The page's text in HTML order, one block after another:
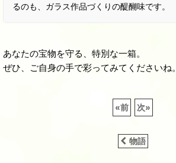
るのも、ガラス作品づくりの醍醐味です。
あなたの宝物を守る、特別な一箱。
ぜひ、ご自身の手で彩ってみてくださいね。
«前 次»
物語